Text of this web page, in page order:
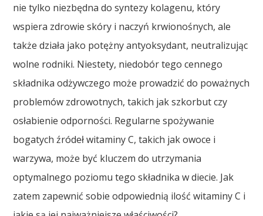
nie tylko niezbędna do syntezy kolagenu, który
wspiera zdrowie skóry i naczyń krwionośnych, ale
także działa jako potężny antyoksydant, neutralizując
wolne rodniki. Niestety, niedobór tego cennego
składnika odżywczego może prowadzić do poważnych
problemów zdrowotnych, takich jak szkorbut czy
osłabienie odporności. Regularne spożywanie
bogatych źródeł witaminy C, takich jak owoce i
warzywa, może być kluczem do utrzymania
optymalnego poziomu tego składnika w diecie. Jak
zatem zapewnić sobie odpowiednią ilość witaminy C i